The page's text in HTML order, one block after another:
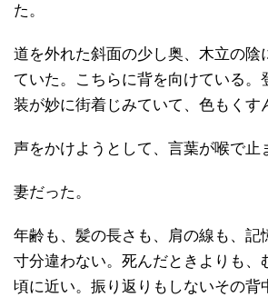
た。
道を外れた斜面の少し奥、木立の陰
ていた。こちらに背を向けている。
装が妙に街着じみていて、色もくす
声をかけようとして、言葉が喉で止
妻だった。
年齢も、髪の長さも、肩の線も、記
寸分違わない。死んだときよりも、
頃に近い。振り返りもしないその背